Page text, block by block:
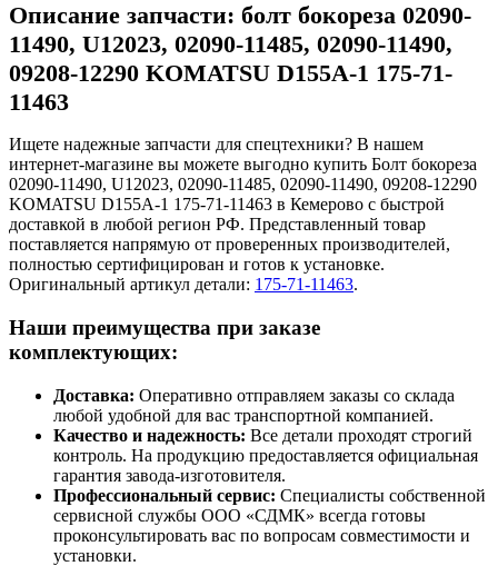
Описание запчасти: болт бокореза 02090-
11490, U12023, 02090-11485, 02090-11490,
09208-12290 KOMATSU D155A-1 175-71-
11463
Ищете надежные запчасти для спецтехники? В нашем
интернет-магазине вы можете выгодно купить Болт бокореза
02090-11490, U12023, 02090-11485, 02090-11490, 09208-12290
KOMATSU D155A-1 175-71-11463 в Кемерово с быстрой
доставкой в любой регион РФ. Представленный товар
поставляется напрямую от проверенных производителей,
полностью сертифицирован и готов к установке.
Оригинальный артикул детали: 175-71-11463.
Наши преимущества при заказе
комплектующих:
Доставка: Оперативно отправляем заказы со склада
любой удобной для вас транспортной компанией.
Качество и надежность: Все детали проходят строгий
контроль. На продукцию предоставляется официальная
гарантия завода-изготовителя.
Профессиональный сервис: Специалисты собственной
сервисной службы ООО «СДМК» всегда готовы
проконсультировать вас по вопросам совместимости и
установки.